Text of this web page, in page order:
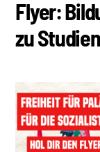
Flyer:
zu